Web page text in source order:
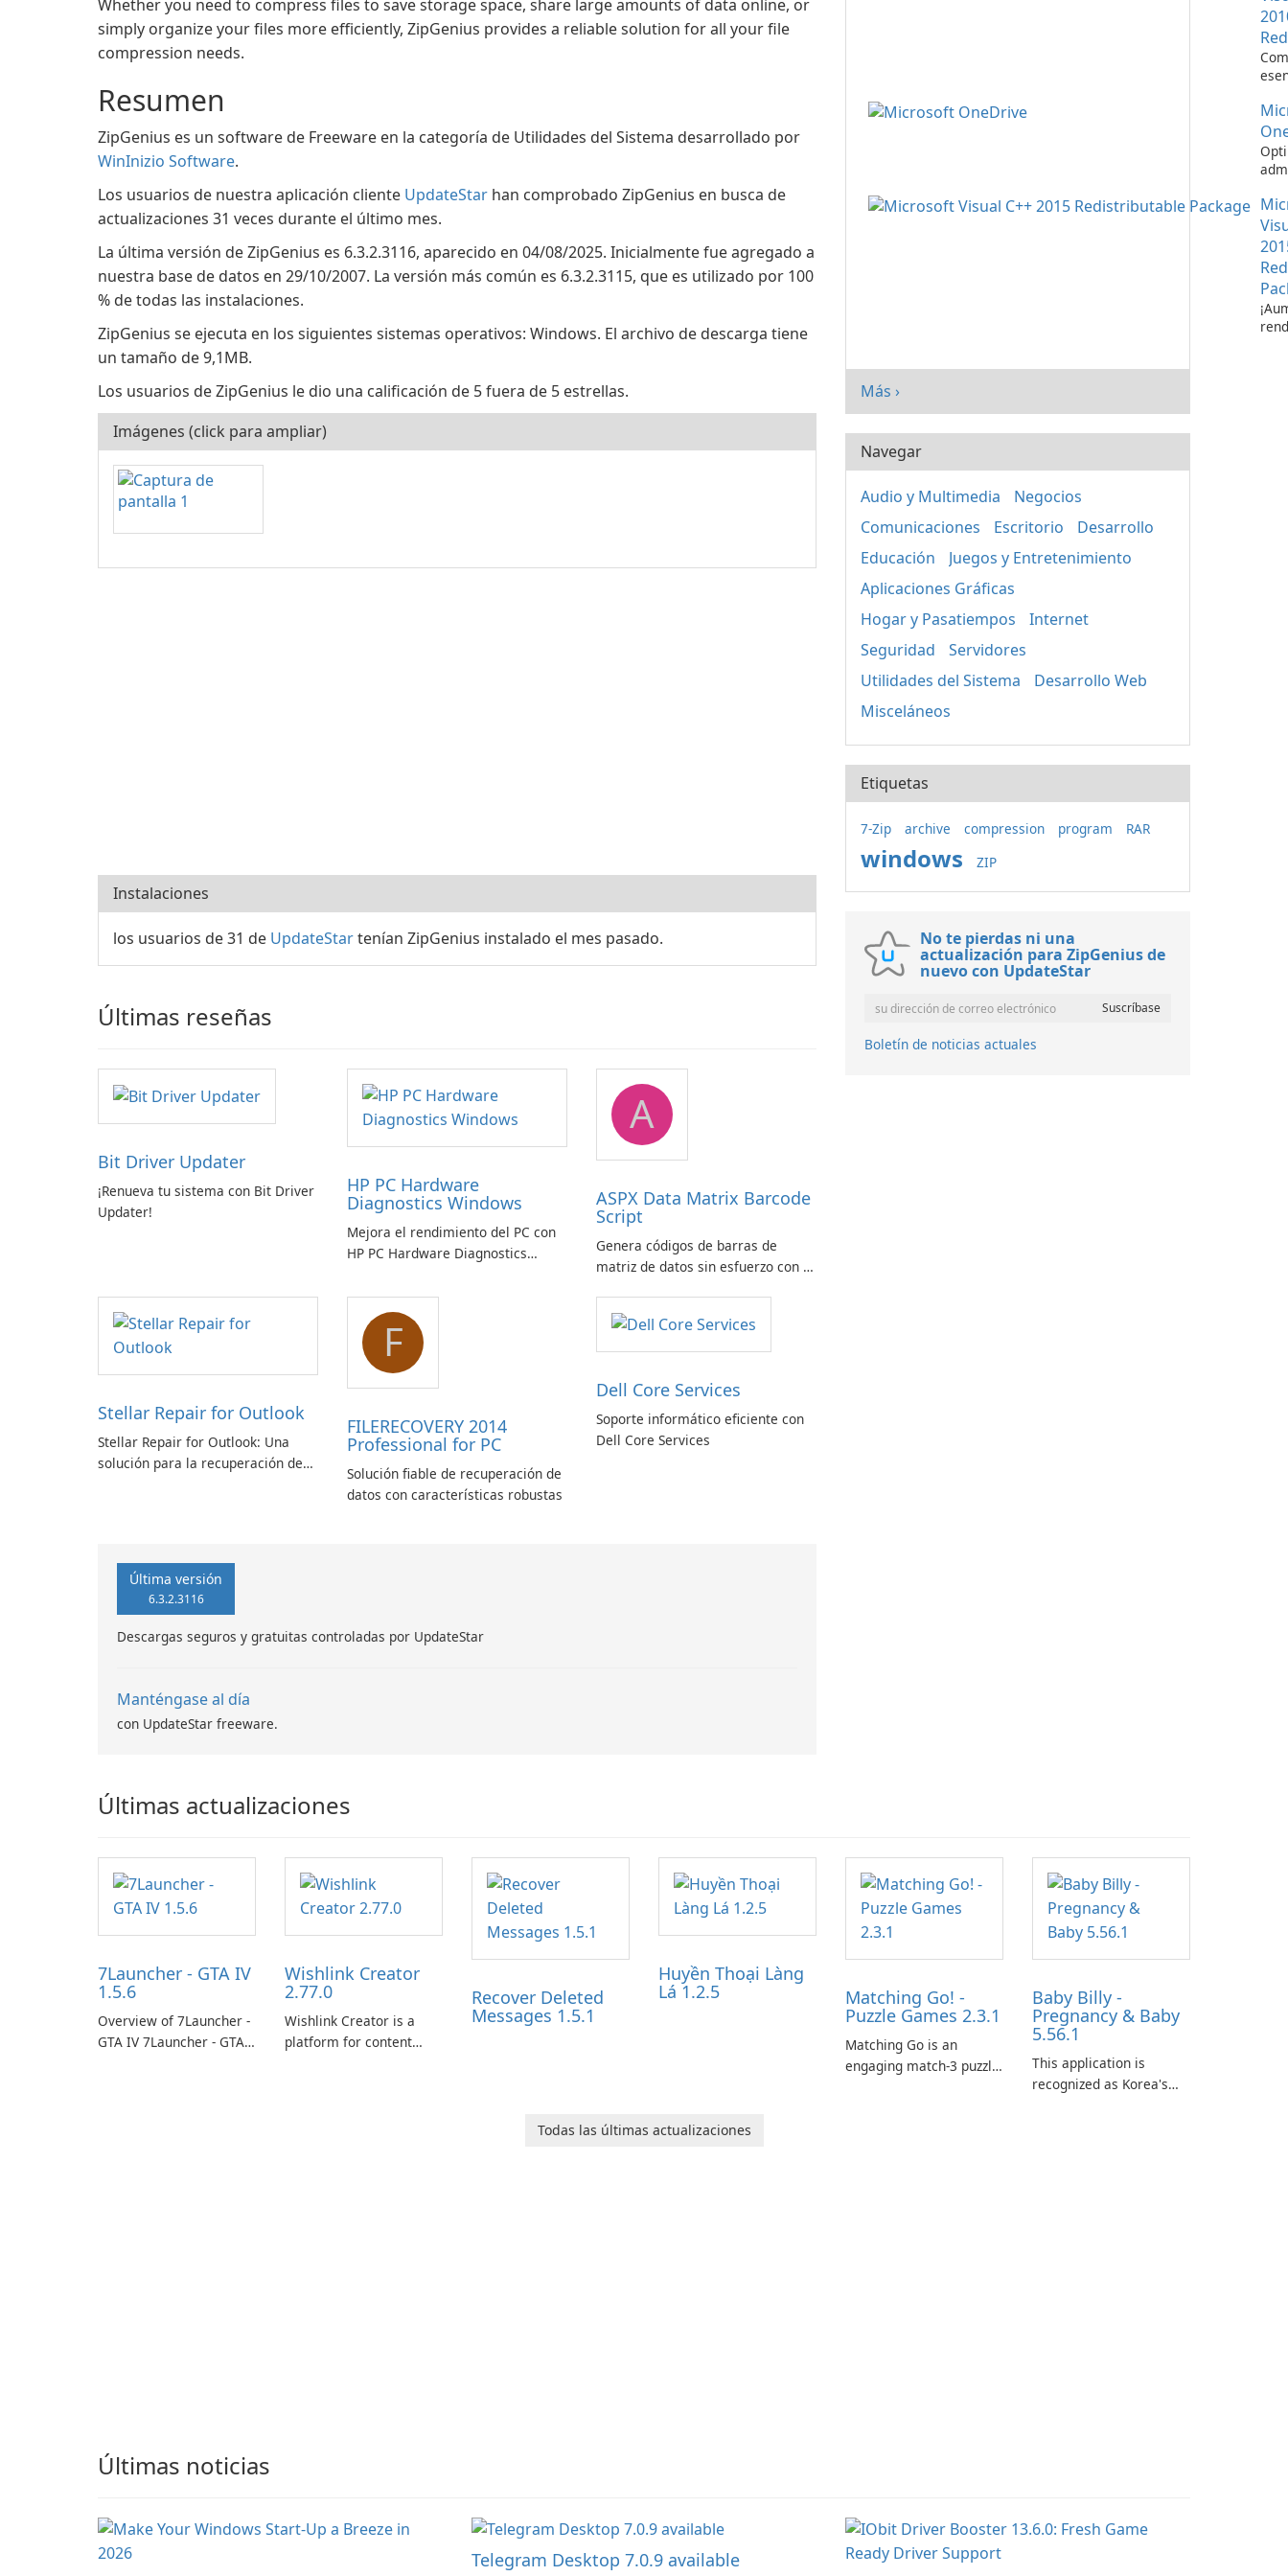
Whether you need to compress files to save storage space, share large amounts of data online, or
simply organize your files more efficiently, ZipGenius provides a reliable solution for all your file
compression needs.
Resumen
ZipGenius es un software de Freeware en la categoría de Utilidades del Sistema desarrollado por
WinInizio Software.
Los usuarios de nuestra aplicación cliente UpdateStar han comprobado ZipGenius en busca de
actualizaciones 31 veces durante el último mes.
La última versión de ZipGenius es 6.3.2.3116, aparecido en 04/08/2025. Inicialmente fue agregado a
nuestra base de datos en 29/10/2007. La versión más común es 6.3.2.3115, que es utilizado por 100
% de todas las instalaciones.
ZipGenius se ejecuta en los siguientes sistemas operativos: Windows. El archivo de descarga tiene
un tamaño de 9,1MB.
Los usuarios de ZipGenius le dio una calificación de 5 fuera de 5 estrellas.
Imágenes (click para ampliar)
Instalaciones
los usuarios de 31 de UpdateStartenían ZipGenius instalado el mes pasado.
Últimas reseñas
Bit Driver Updater
¡Renueva tu sistema con Bit Driver
Updater!
HP PC Hardware
Diagnostics Windows
Mejora el rendimiento del PC con
HP PC Hardware Diagnostics
A
ASPX Data Matrix Barcode
Script
Genera códigos de barras de
matriz de datos sin esfuerzo con el
matriz de datos ASPX
Stellar Repair for Outlook
Stellar Repair for Outlook: Una
solución para la recuperación de
F
FILERECOVERY 2014
Professional for PC
Solución fiable de recuperación de
datos con características robustas
Dell Core Services
Soporte informático eficiente con
Dell Core Services
Última versión
6.3.2.3116
Descargas seguros y gratuitas controladas por UpdateStar
Manténgase al día
con UpdateStar freeware.
Más ›
Navegar
Audio y Multimedia
Negocios
Comunicaciones
Escritorio
Desarrollo
Educación
Juegos y Entretenimiento
Aplicaciones Gráficas
Hogar y Pasatiempos
Internet
Seguridad
Servidores
Utilidades del Sistema
Desarrollo Web
Misceláneos
Etiquetas
7-Zip archive compression program RAR
windows ZIP
No te pierdas ni una
actualización para ZipGenius de
nuevo con UpdateStar
Boletín de noticias actuales
Últimas actualizaciones
7Launcher - GTA IV
1.5.6
Overview of 7Launcher -
GTA IV 7Launcher - GTA
Wishlink Creator
2.77.0
Wishlink Creator is a
platform for content
Recover Deleted
Messages 1.5.1
Huyền Thoại Làng
Lá 1.2.5 Matching Go! -
Puzzle Games 2.3.1
Matching Go is an
engaging match-3 puzzle
Baby Billy -
Pregnancy & Baby
5.56.1
This application is
recognized as Korea's
Todas las últimas actualizaciones
Últimas noticias
Telegram Desktop 7.0.9 available